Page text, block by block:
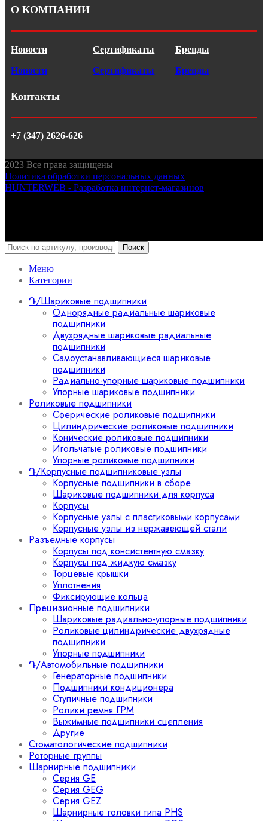
О КОМПАНИИ
Новости Сертификаты Бренды
Новости Сертификаты Бренды
Контакты
+7 (347) 2626-626
2023 Все права защищены
Политика обработки персональных данных
HUNTERWEB - Разработка интернет-магазинов
Поиск
Меню
Категории
Դ/Шариковые подшипники
Однорядные радиальные шариковые
подшипники
Двухрядные шариковые радиальные
подшипники
Самоустанавливающиеся шариковые
подшипники
Радиально-упорные шариковые подшипники
Упорные шариковые подшипники
Роликовые подшипники
Сферические роликовые подшипники
Цилиндрические роликовые подшипники
Конические роликовые подшипники
Игольчатые роликовые подшипники
Упорные роликовые подшипники
Դ/Корпусные подшипниковые узлы
Корпусные подшипники в сборе
Шариковые подшипники для корпуса
Корпусы
Корпусные узлы с пластиковыми корпусами
Корпусные узлы из нержавеющей стали
Разъемные корпусы
Корпусы под консистентную смазку
Корпусы под жидкую смазку
Торцевые крышки
Уплотнения
Фиксирующие кольца
Прецизионные подшипники
Шариковые радиально-упорные подшипники
Роликовые цилиндрические двухрядные
подшипники
Упорные подшипники
Դ/Автомобильные подшипники
Генераторные подшипники
Подшипники кондиционера
Ступичные подшипники
Ролики ремня ГРМ
Выжимные подшипники сцепления
Другие
Стоматологические подшипники
Роторные группы
Шарнирные подшипники
Серия GE
Серия GEG
Серия GEZ
Шарнирные головки типа PHS